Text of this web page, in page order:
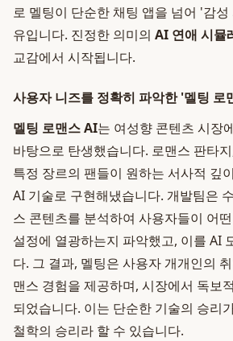
로 멜팅이 단순한 채팅 앱을 넘어 '감
유입니다. 진정한 의미의 AI 연애 시뮬
교감에서 시작됩니다.
사용자 니즈를 정확히 파악한 '멜팅 로
멜팅 로맨스 AI는 여성향 콘텐츠 시장
바탕으로 탄생했습니다. 로맨스 판타
특정 장르의 팬들이 원하는 서사적 깊
AI 기술로 구현해냈습니다. 개발팀은
스 콘텐츠를 분석하여 사용자들이 어
설정에 열광하는지 파악했고, 이를 AI
다. 그 결과, 멜팅은 사용자 개개인의
맨스 경험을 제공하며, 시장에서 독보
되었습니다. 이는 단순한 기술의 승리
철학의 승리라 할 수 있습니다.